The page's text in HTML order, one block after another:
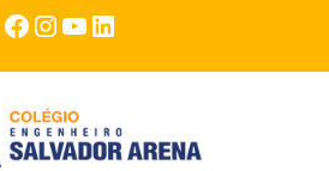
Facebook
Instagram
Youtube
LinkedIn